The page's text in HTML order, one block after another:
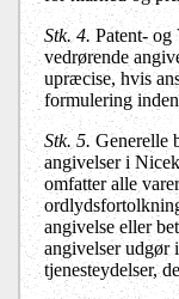
Stk. 4. Patent- og
vedrørende
upræcise, hvis
formulering
Stk. 5. Generelle
angivelser i
omfatter alle
angivelse eller
angivelser udgør
tjenesteydelser,